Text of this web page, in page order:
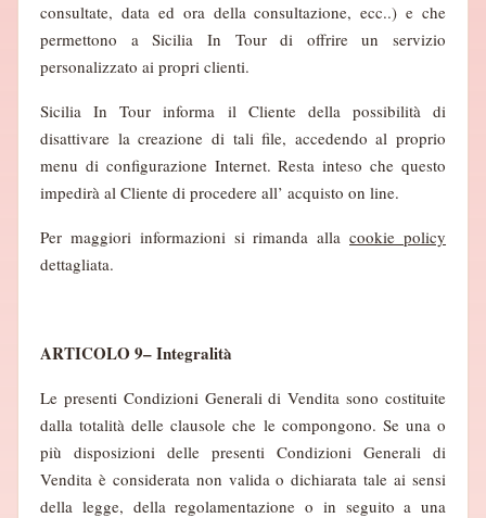
consultate, data ed ora della consultazione, ecc..) e che
permettono a Sicilia In Tour di offrire un servizio
personalizzato ai propri clienti.
Sicilia In Tour informa il Cliente della possibilità di
disattivare la creazione di tali file, accedendo al proprio
menu di configurazione Internet. Resta inteso che questo
impedirà al Cliente di procedere all’ acquisto on line.
Per maggiori informazioni si rimanda allacookie policy
dettagliata.
ARTICOLO 9– Integralità
Le presenti Condizioni Generali di Vendita sono costituite
dalla totalità delle clausole che le compongono. Se una o
più disposizioni delle presenti Condizioni Generali di
Vendita è considerata non valida o dichiarata tale ai sensi
della legge, della regolamentazione o in seguito a una